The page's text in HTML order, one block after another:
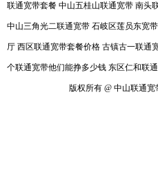
联通宽带套餐 中山五桂山联通宽带 南头
中山三角光二联通宽带 石岐区莲员东宽带
厅 西区联通宽带套餐价格 古镇古一联通
个联通宽带他们能挣多少钱 东区仁和联
版权所有 @ 中山联通宽